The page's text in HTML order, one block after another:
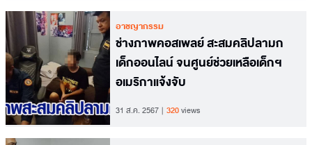
อาชญากรรม
ช่างภาพคอสเพลย์ สะสมคลิปลามก
เด็กออนไลน์ จนศูนย์ช่วยเหลือเด็กฯ
อเมริกาแจ้งจับ
31 ส.ค. 2567 320views